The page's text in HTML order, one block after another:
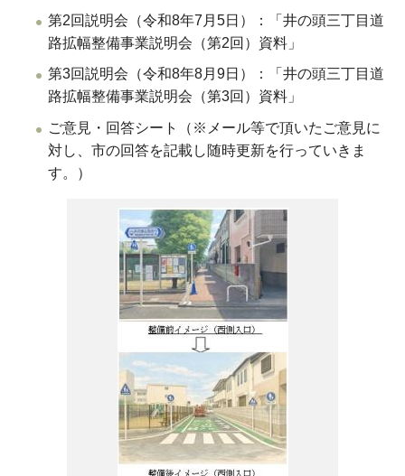
第2回説明会（令和8年7月5日）：「井の頭三丁目道
路拡幅整備事業説明会（第2回）資料」
第3回説明会（令和8年8月9日）：「井の頭三丁目道
路拡幅整備事業説明会（第3回）資料」
ご意見・回答シート（※メール等で頂いたご意見に
対し、市の回答を記載し随時更新を行っていきま
す。）